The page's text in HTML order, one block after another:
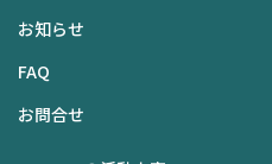
お知らせ
FAQ
お問合せ